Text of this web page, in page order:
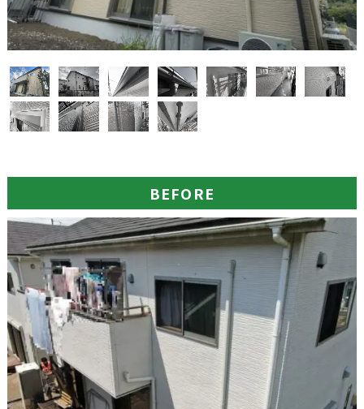
BEFORE